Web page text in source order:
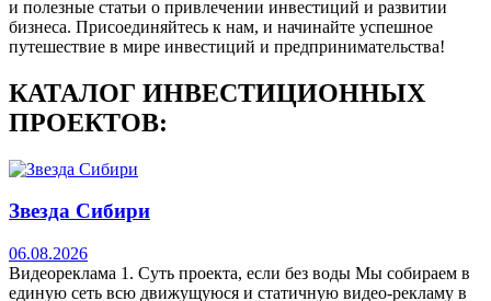
и полезные статьи о привлечении инвестиций и развитии
бизнеса. Присоединяйтесь к нам, и начинайте успешное
путешествие в мире инвестиций и предпринимательства!
КАТАЛОГ ИНВЕСТИЦИОННЫХ
ПРОЕКТОВ:
Звезда Сибири
06.08.2026
Видеореклама 1. Суть проекта, если без воды Мы собираем в
единую сеть всю движущуюся и статичную видео-рекламу в